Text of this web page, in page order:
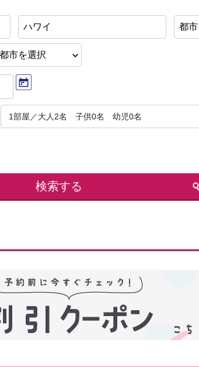
ハワイ 都
1部屋／大人2名 子供0名 幼児0名
検索する